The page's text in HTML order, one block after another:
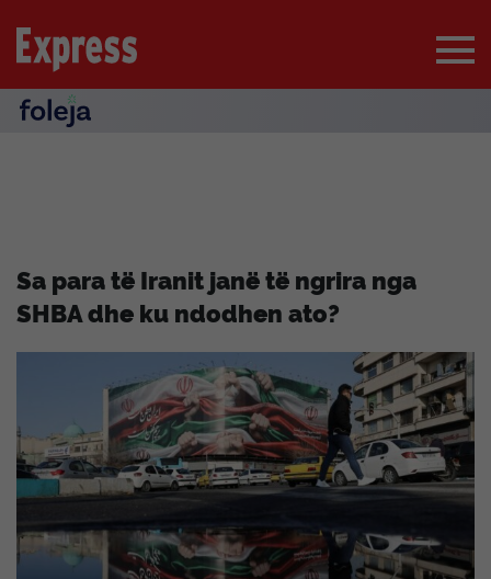
Sa para të Iranit janë të ngrira nga
SHBA dhe ku ndodhen ato?